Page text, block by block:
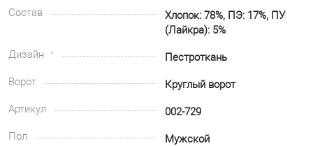
Состав
Хлопок: 78%, ПЭ: 17%, ПУ
(Лайкра): 5%
Дизайн
Пестроткань
Ворот
Круглый ворот
Артикул
002-729
Пол
Мужской